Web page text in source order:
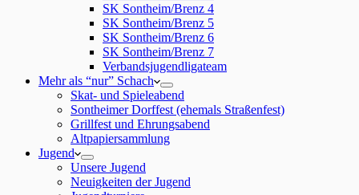
SK Sontheim/Brenz 4
SK Sontheim/Brenz 5
SK Sontheim/Brenz 6
SK Sontheim/Brenz 7
Verbandsjugendligateam
Mehr als “nur” Schach
Skat- und Spieleabend
Sontheimer Dorffest (ehemals Straßenfest)
Grillfest und Ehrungsabend
Altpapiersammlung
Jugend
Unsere Jugend
Neuigkeiten der Jugend